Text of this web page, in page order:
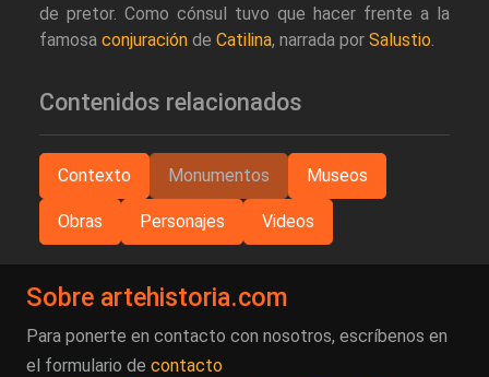
de pretor. Como cónsul tuvo que hacer frente a la
famosa conjuración de Catilina, narrada por Salustio
Contenidos relacionados
Contexto Monumentos Museos
Obras Personajes Videos
Sobre artehistoria.com
Para ponerte en contacto con nosotros, escríbenos en
el formulario de contacto